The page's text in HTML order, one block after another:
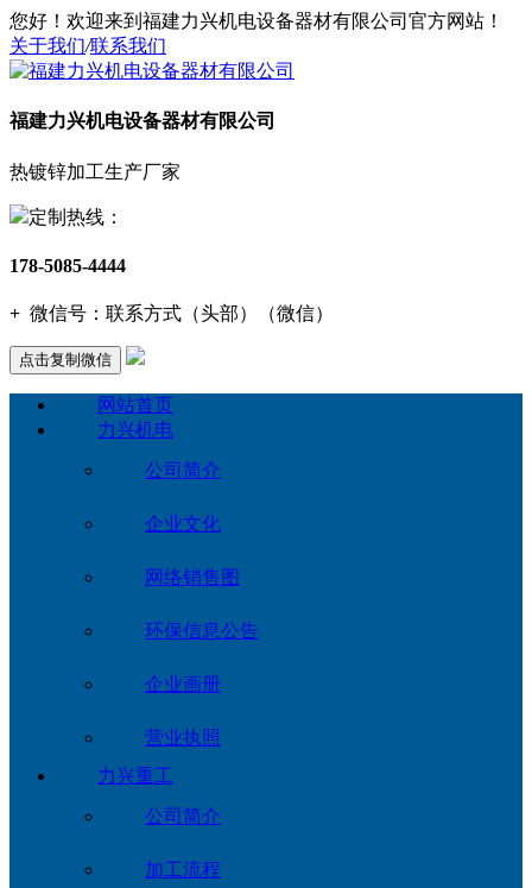
您好！欢迎来到福建力兴机电设备器材有限公司官方网站！
关于我们/联系我们
福建力兴机电设备器材有限公司
热镀锌加工生产厂家
定制热线：
178-5085-4444
+ 微信号： 联系方式（头部）（微信）
点击复制微信
网站首页
力兴机电
公司简介
企业文化
网络销售图
环保信息公告
企业画册
营业执照
力兴重工
公司简介
加工流程